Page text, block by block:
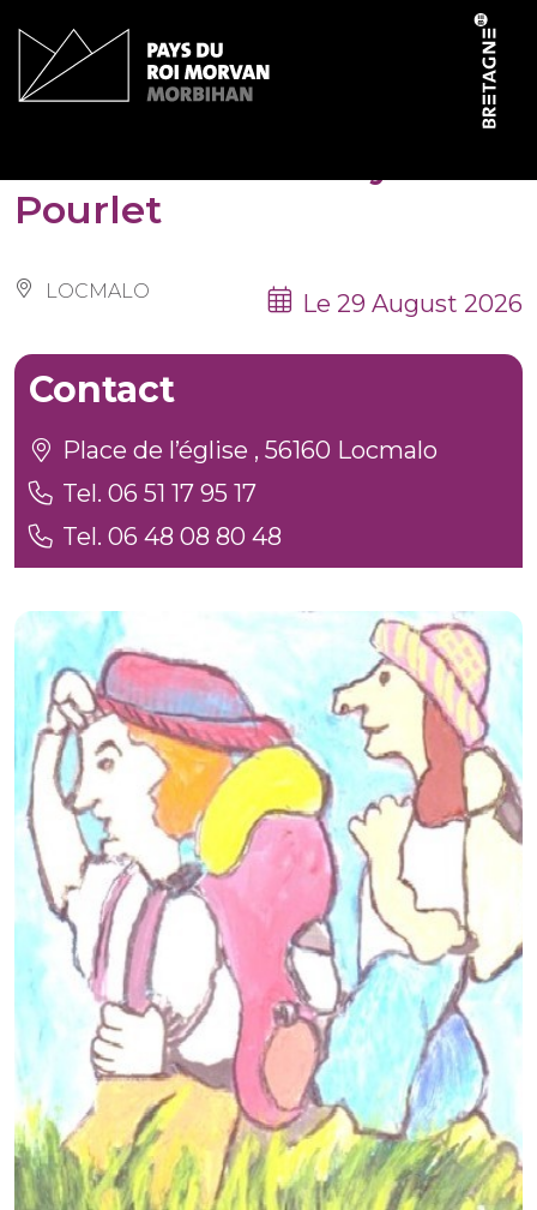
Pourlet
LOCMALO Le 29 August 2026
Contact
Place de l’église , 56160 Locmalo
Tel. 06 51 17 95 17
Tel. 06 48 08 80 48